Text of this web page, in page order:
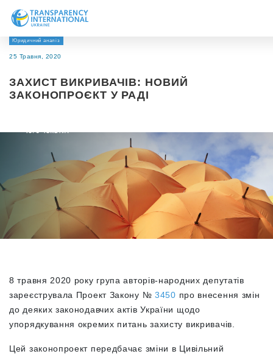
Про нас
Дослідження
Долучитися
Юридичний аналіз
25 Травня, 2020
ЗАХИСТ ВИКРИВАЧІВ: НОВИЙ
ЗАКОНОПРОЄКТ У РАДІ
8 травня 2020 року група авторів-народних депутатів
зареєструвала Проект Закону № 3450 про внесення змін
до деяких законодавчих актів України щодо
упорядкування окремих питань захисту викривачів.
Цей законопроект передбачає зміни в Цивільний